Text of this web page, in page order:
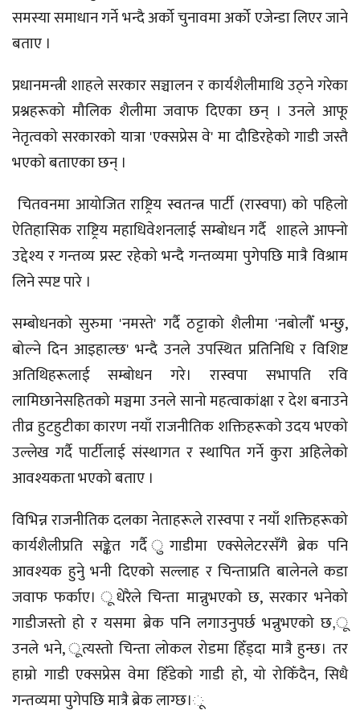
समस्या समाधान गर्ने भन्दै अर्को चुनावमा अर्को एजेन्डा लिएर जाने
बताए ।
प्रधानमन्त्री शाहले सरकार सञ्चालन र कार्यशैलीमाथि उठ्ने गरेका
प्रश्नहरूको मौलिक शैलीमा जवाफ दिएका छन् । उनले आफू
नेतृत्वको सरकारको यात्रा 'एक्सप्रेस वे' मा दौडिरहेको गाडी जस्तै
भएको बताएका छन् ।
चितवनमा आयोजित राष्ट्रिय स्वतन्त्र पार्टी (रास्वपा) को पहिलो
ऐतिहासिक राष्ट्रिय महाधिवेशनलाई सम्बोधन गर्दै शाहले आफ्नो
उद्देश्य र गन्तव्य प्रस्ट रहेको भन्दै गन्तव्यमा पुगेपछि मात्रै विश्राम
लिने स्पष्ट पारे ।
सम्बोधनको सुरुमा 'नमस्ते' गर्दै ठट्टाको शैलीमा 'नबोलौँ भन्छु,
बोल्ने दिन आइहाल्छ' भन्दै उनले उपस्थित प्रतिनिधि र विशिष्ट
अतिथिहरूलाई सम्बोधन गरे। रास्वपा सभापति रवि
लामिछानेसहितको मञ्चमा उनले सानो महत्वाकांक्षा र देश बनाउने
तीव्र हुटहुटीका कारण नयाँ राजनीतिक शक्तिहरूको उदय भएको
उल्लेख गर्दै पार्टीलाई संस्थागत र स्थापित गर्ने कुरा अहिलेको
आवश्यकता भएको बताए ।
विभिन्न राजनीतिक दलका नेताहरूले रास्वपा र नयाँ शक्तिहरूको
कार्यशैलीप्रति सङ्केत गर्दै ुगाडीमा एक्सेलेटरसँगै ब्रेक पनि
आवश्यक हुनेु भनी दिएको सल्लाह र चिन्ताप्रति बालेनले कडा
जवाफ फर्काए। ूधेरैले चिन्ता मान्नुभएको छ, सरकार भनेको
गाडीजस्तो हो र यसमा ब्रेक पनि लगाउनुपर्छ भन्नुभएको छ,ू
उनले भने, ूत्यस्तो चिन्ता लोकल रोडमा हिँड्दा मात्रै हुन्छ। तर
हाम्रो गाडी एक्सप्रेस वेमा हिँडेको गाडी हो, यो रोकिँदैन, सिधै
गन्तव्यमा पुगेपछि मात्रै ब्रेक लाग्छ।ू